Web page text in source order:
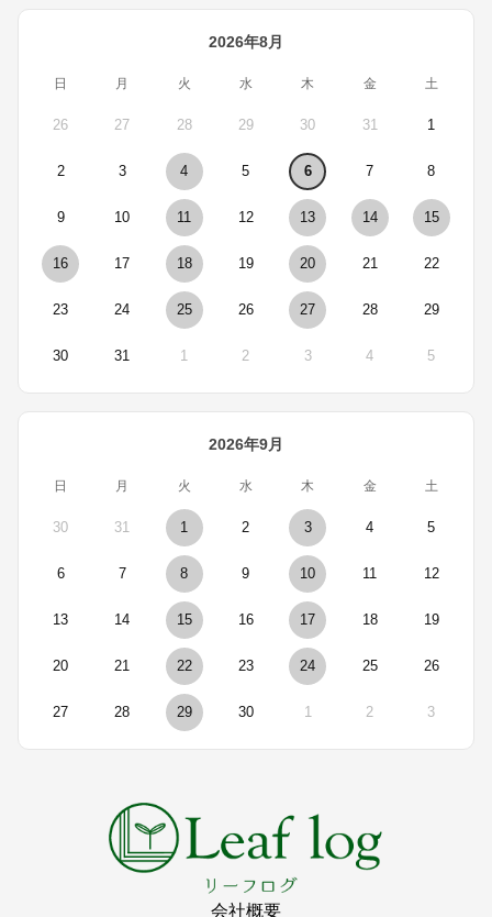
2026年8月
日 月 火 水 木 金 土
26 27 28 29 30 31 1
2 3 4 5 6 7 8
9 10 11 12 13 14 15
16 17 18 19 20 21 22
23 24 25 26 27 28 29
30 31 1 2 3 4 5
2026年9月
日 月 火 水 木 金 土
30 31 1 2 3 4 5
6 7 8 9 10 11 12
13 14 15 16 17 18 19
20 21 22 23 24 25 26
27 28 29 30 1 2 3
会社概要